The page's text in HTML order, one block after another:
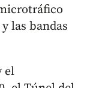
las bandas
el